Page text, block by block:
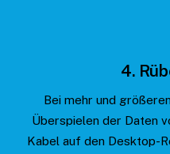
4.
Bei mehr und
Überspielen der Daten
Kabel auf den Desktop-